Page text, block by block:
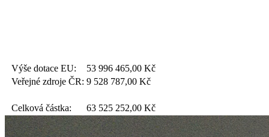
Výše dotace EU: 53 996 465,00 Kč
Veřejné zdroje ČR: 9 528 787,00 Kč
Celková částka: 63 525 252,00 Kč